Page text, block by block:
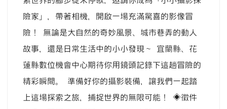
險家」，帶著相機，開啟一場充滿驚喜的影像冒
險！ 無論是大自然的奇妙風景、城市巷弄的動人
故事，還是日常生活中的小小發現～ 宜蘭縣、花
蓮縣數位機會中心期待你用鏡頭記錄下這趟冒險的
精彩瞬間。 準備好你的攝影裝備，讓我們一起踏
上這場探索之旅，捕捉世界的無限可能！ ◈徵件